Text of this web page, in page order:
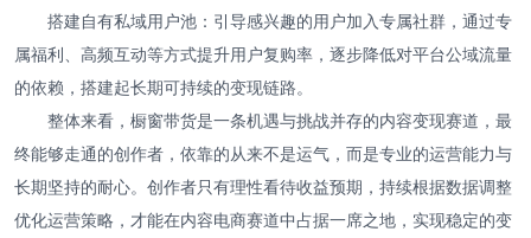
搭建自有私域用户池：引导感兴趣的用户加入专属社群，通过专
属福利、高频互动等方式提升用户复购率，逐步降低对平台公域流量
的依赖，搭建起长期可持续的变现链路。
整体来看，橱窗带货是一条机遇与挑战并存的内容变现赛道，最
终能够走通的创作者，依靠的从来不是运气，而是专业的运营能力与
长期坚持的耐心。创作者只有理性看待收益预期，持续根据数据调整
优化运营策略，才能在内容电商赛道中占据一席之地，实现稳定的变